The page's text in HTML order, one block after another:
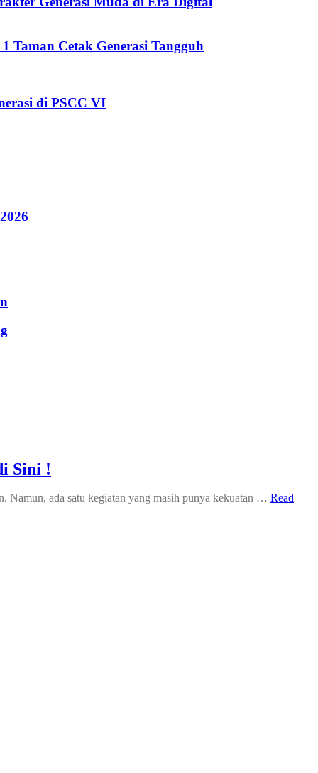
Taman Cetak Generasi Tangguh
di PSCC VI
Sini !
Namun, ada satu kegiatan yang masih punya kekuatan … Read